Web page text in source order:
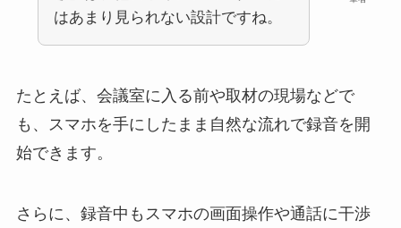
はあまり見られない設計ですね。
たとえば、会議室に入る前や取材の現場などで
も、スマホを手にしたまま自然な流れで録音を開
始できます。
さらに、録音中もスマホの画面操作や通話に干渉